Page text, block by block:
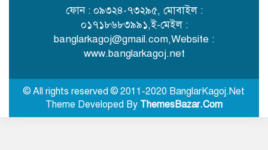
নবজাগরণ একাডেমিতে বৃত্তি বিতরণে
বিভ্রান্তির প্রতিবাদে সংবাদ সম্মেলন
রিকশা উপহার দিলেন প্রধানমন্ত্রী
ফোন : ০৯৩২৪-৭৩২৯৫, মোবাইল :
০১৭১৮৬৮৩৯৯১,ই-মেইল :
banglarkagoj@gmail.com,Website :
www.banglarkagoj.net
© All rights reserved © 2011-2020 BanglarKagoj.Net
Theme Developed By ThemesBazar.Com